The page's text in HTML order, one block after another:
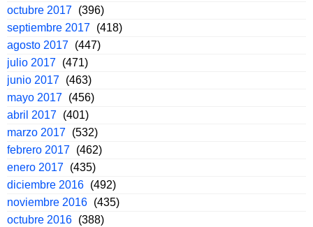
octubre 2017 (396)
septiembre 2017 (418)
agosto 2017 (447)
julio 2017 (471)
junio 2017 (463)
mayo 2017 (456)
abril 2017 (401)
marzo 2017 (532)
febrero 2017 (462)
enero 2017 (435)
diciembre 2016 (492)
noviembre 2016 (435)
octubre 2016 (388)